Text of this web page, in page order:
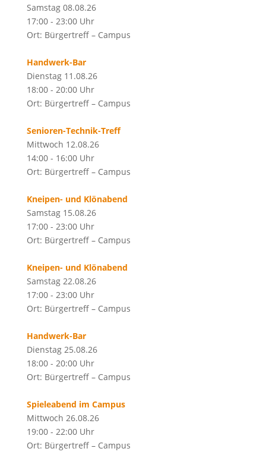
Samstag 08.08.26
17:00 - 23:00 Uhr
Ort: Bürgertreff – Campus
Handwerk-Bar
Dienstag 11.08.26
18:00 - 20:00 Uhr
Ort: Bürgertreff – Campus
Senioren-Technik-Treff
Mittwoch 12.08.26
14:00 - 16:00 Uhr
Ort: Bürgertreff – Campus
Kneipen- und Klönabend
Samstag 15.08.26
17:00 - 23:00 Uhr
Ort: Bürgertreff – Campus
Kneipen- und Klönabend
Samstag 22.08.26
17:00 - 23:00 Uhr
Ort: Bürgertreff – Campus
Handwerk-Bar
Dienstag 25.08.26
18:00 - 20:00 Uhr
Ort: Bürgertreff – Campus
Spieleabend im Campus
Mittwoch 26.08.26
19:00 - 22:00 Uhr
Ort: Bürgertreff – Campus